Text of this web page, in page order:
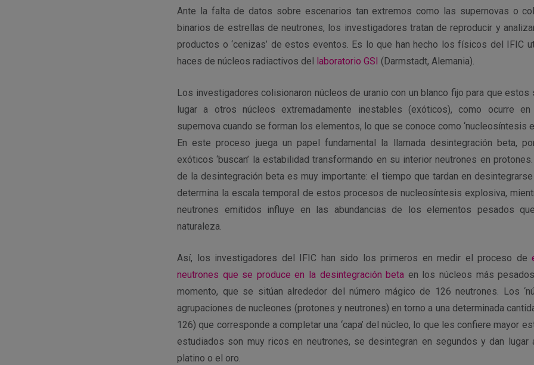
Ante la falta de datos sobre escenarios tan extremos como las supernovas o
binarios de estrellas de neutrones, los investigadores tratan de reproducir y
productos o ‘cenizas’ de estos eventos. Es lo que han hecho los físicos del IFIC
haces de núcleos radiactivos del laboratorio GSI (Darmstadt, Alemania).
Los investigadores colisionaron núcleos de uranio con un blanco fijo para que estos
lugar a otros núcleos extremadamente inestables (exóticos), como ocurre
supernova cuando se forman los elementos, lo que se conoce como ‘nucleosíntesis
En este proceso juega un papel fundamental la llamada desintegración beta,
exóticos ‘buscan’ la estabilidad transformando en su interior neutrones en
de la desintegración beta es muy importante: el tiempo que tardan en
determina la escala temporal de estos procesos de nucleosíntesis explosiva,
neutrones emitidos influye en las abundancias de los elementos pesados
naturaleza.
Así, los investigadores del IFIC han sido los primeros en medir el proceso de
neutrones que se produce en la desintegración beta en los núcleos más
momento, que se sitúan alrededor del número mágico de 126 neutrones. Los
agrupaciones de nucleones (protones y neutrones) en torno a una determinada
126) que corresponde a completar una ‘capa’ del núcleo, lo que les confiere mayor
estudiados son muy ricos en neutrones, se desintegran en segundos y dan lugar
platino o el oro.